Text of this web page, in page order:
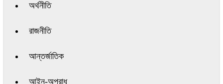
অর্থনীতি
রাজনীতি
আন্তর্জাতিক
আইন-অপরাধ